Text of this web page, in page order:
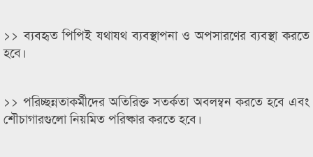
>> ব্যবহৃত পিপিই যথাযথ ব্যবস্থাপনা ও অপসারণের ব্যবস্থা করতে
হবে।
>> পরিচ্ছন্নতাকর্মীদের অতিরিক্ত সতর্কতা অবলম্বন করতে হবে এবং
শৌচাগারগুলো নিয়মিত পরিষ্কার করতে হবে।